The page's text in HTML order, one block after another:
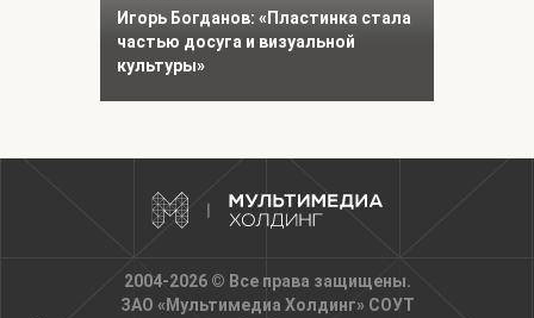
Игорь Богданов: «Пластинка стала
частью досуга и визуальной
культуры»
2004-2026 © Все права защищены.
ЗАО «Мультимедиа Холдинг» СОУТ